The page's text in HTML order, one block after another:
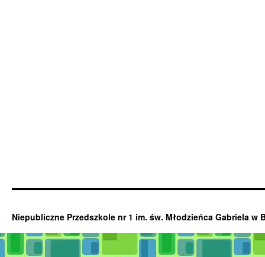
Niepubliczne Przedszkole nr 1 im. św. Młodzieńca Gabriela w